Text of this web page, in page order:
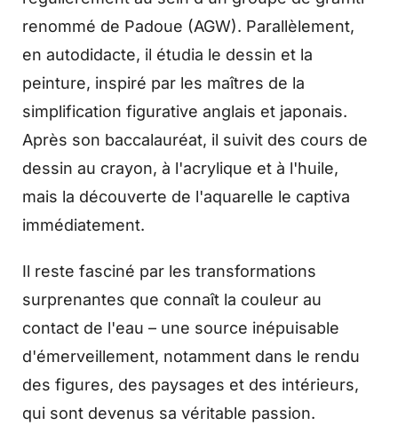
renommé de Padoue (AGW). Parallèlement,
en autodidacte, il étudia le dessin et la
peinture, inspiré par les maîtres de la
simplification figurative anglais et japonais.
Après son baccalauréat, il suivit des cours de
dessin au crayon, à l'acrylique et à l'huile,
mais la découverte de l'aquarelle le captiva
immédiatement.
Il reste fasciné par les transformations
surprenantes que connaît la couleur au
contact de l'eau – une source inépuisable
d'émerveillement, notamment dans le rendu
des figures, des paysages et des intérieurs,
qui sont devenus sa véritable passion.